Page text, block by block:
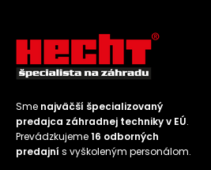
Sme najväčší špecializovaný
predajca záhradnej techniky v EÚ.
Prevádzkujeme16 odborných
predajní s vyškoleným personálom.